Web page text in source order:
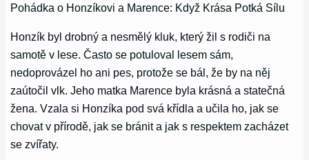
Pohádka o Honzíkovi a Marence: Když Krása Potká Sílu
Honzík byl drobný a nesmělý kluk, který žil s rodiči na
samotě v lese. Často se potuloval lesem sám,
nedoprovázel ho ani pes, protože se bál, že by na něj
zaútočil vlk. Jeho matka Marence byla krásná a statečná
žena. Vzala si Honzíka pod svá křídla a učila ho, jak se
chovat v přírodě, jak se bránit a jak s respektem zacházet
se zvířaty.